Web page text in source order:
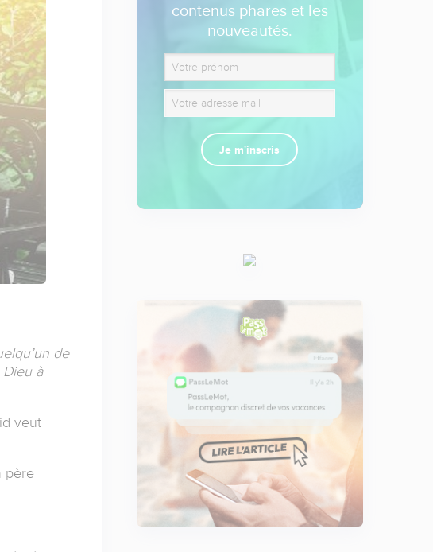
de
à
veut
père
contenus phares et les
nouveautés.
Je m'inscris